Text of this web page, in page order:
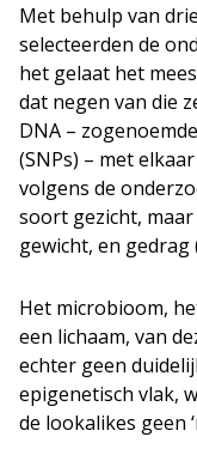
Met behulp van
selecteerden de
het gelaat het
dat negen van die
DNA – zogenoemde
(SNPs) – met
volgens de
soort gezicht,
gewicht, en gedrag
Het microbioom,
een lichaam, van
echter geen
epigenetisch vlak,
de lookalikes geen